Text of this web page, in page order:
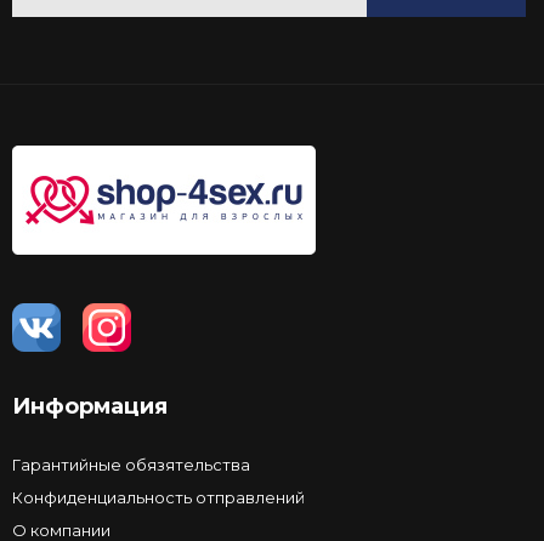
Информация
Гарантийные обязятельства
Конфиденциальность отправлений
О компании